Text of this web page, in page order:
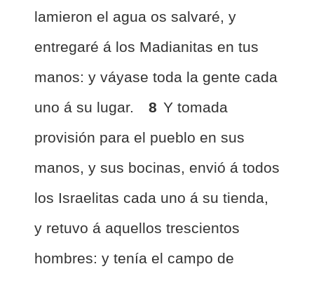
lamieron el agua os salvaré, y
entregaré á los Madianitas en tus
manos: y váyase toda la gente cada
uno á su lugar.
8 Y tomada
provisión para el pueblo en sus
manos, y sus bocinas, envió á todos
los Israelitas cada uno á su tienda,
y retuvo á aquellos trescientos
hombres: y tenía el campo de